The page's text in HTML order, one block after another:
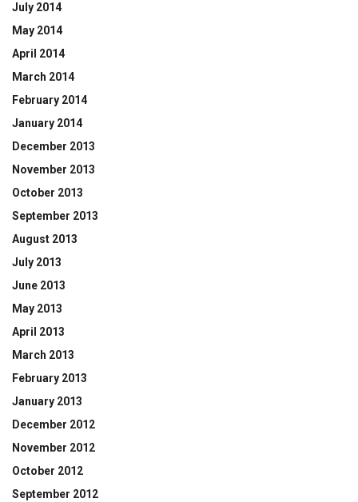
July 2014
May 2014
April 2014
March 2014
February 2014
January 2014
December 2013
November 2013
October 2013
September 2013
August 2013
July 2013
June 2013
May 2013
April 2013
March 2013
February 2013
January 2013
December 2012
November 2012
October 2012
September 2012